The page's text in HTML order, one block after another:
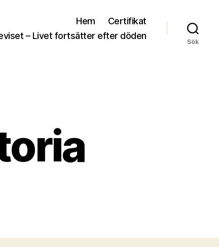
Hem
Certifikat
– Livet fortsätter efter döden
Sök